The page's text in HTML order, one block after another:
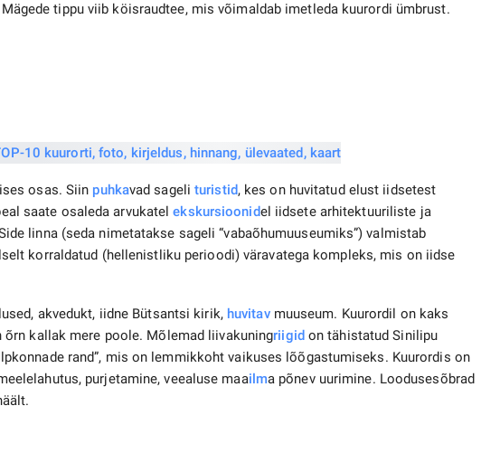
tippu viib köisraudtee, mis võimaldab imetleda kuurordi ümbrust.
osas. Siin puhkavad sagelituristid, kes on huvitatud elust iidsetest
saate osaleda arvukatelekskursioonidel iidsete arhitektuuriliste ja
linna (seda nimetatakse sageli “vabaõhumuuseumiks”) valmistab
korraldatud (hellenistliku perioodi) väravatega kompleks, mis on iidse
akvedukt, iidne Bütsantsi kirik, huvitavmuuseum. Kuurordil on kaks
kallak mere poole. Mõlemad liivakuningriigid on tähistatud Sinilipu
rand”, mis on lemmikkoht vaikuses lõõgastumiseks. Kuurordis on
purjetamine, veealuse maailma põnev uurimine. Loodusesõbrad